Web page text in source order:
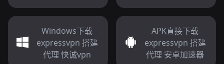
Windows下载
expressvpn 搭建
代理 快诚vpn
APK直接下载
expressvpn 搭建
代理 安卓加速器